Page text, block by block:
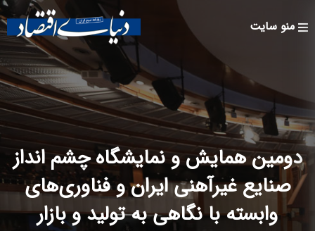
Skip to
main
content
منو سایت
دومین همایش و نمایشگاه چشم انداز
صنایع غیرآهنی ایران و فناوری‌های
وابسته با نگاهی به تولید و بازار